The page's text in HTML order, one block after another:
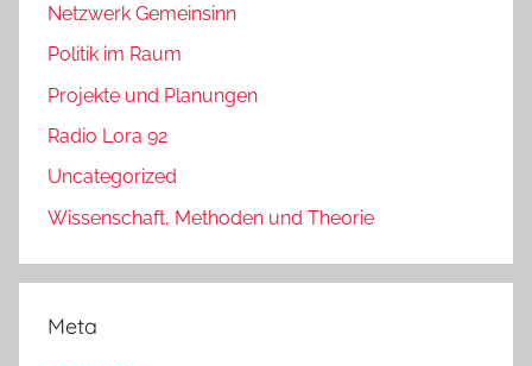
Netzwerk Gemeinsinn
Politik im Raum
Projekte und Planungen
Radio Lora 92
Uncategorized
Wissenschaft, Methoden und Theorie
Meta